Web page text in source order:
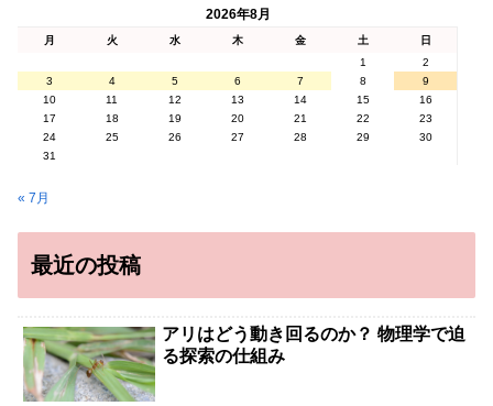
2026年8月
月 火 水 木 金 土
日
1
2
3
4 5 6 7 8
9
10
11 12 13 14 15
16
17
18 19 20 21 22
23
24
25 26 27 28 29
30
31
« 7月
最近の投稿
アリはどう動き回るのか？ 物理学で迫
る探索の仕組み